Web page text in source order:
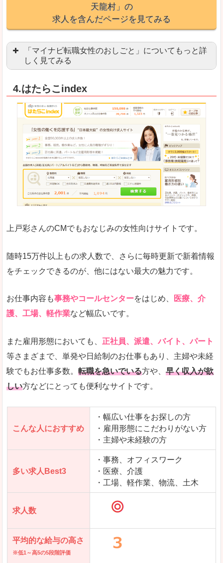
天龍村」の
求人を含んだページを見てみる
「マイナビ転職女性のおしごと」についてもっと詳
しく見てみる
良いところ
「自分のペースで働きたい」「キャリアアップ」
はじめての転職についてのお役立ち情報が満載で
悪いところ
求人の掲載が少し見づらい印象があります。求人
給与が見た目ですぐにわからないことが多いです
詳しい説明 サイト内の検索の人気ワードで英語や中国語など
人気度 普通のマイナビの方を使っている方が多く、女
さまざまな検索機能が充実しており、条件面やこ
ただし、求人情報が少し見づらいです。
「マイナビ転職女性のおしごと」で「下伊那郡
天龍村」の
求人を含んだページを見てみる
4.はたらこindex
上戸彩さんのCMでもおなじみの女性向けサイトです。
随時15万件以上もの求人数で、さらに毎時更新で新着情報
をチェックできるのが、他にはない最大の魅力です。
お仕事内容も事務やコールセンターをはじめ、
医療、介
護、工場、軽作業など幅広いです。
また雇用形態においても、 正社員、派遣、バイト、パート
等さまざまで、単発や日給制のお仕事もあり、主婦や未経
験でもお仕事多数。 転職を急いでいる方や、 早く収入が欲
しい方などにとっても便利なサイトです。
こんな人におすすめ
・幅広い仕事をお探しの方
・雇用形態にこだわりがない方
・主婦や未経験の方
多い求人Best3
・事務、オフィスワーク
・医療、介護
・工場、軽作業、物流、土木
求人数
平均的な給与の高さ
※低1～高5の5段階評価